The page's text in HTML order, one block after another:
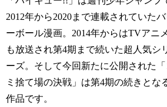
2012年から2020まで連載されていたバ
ーボール漫画。2014年からはTVアニメ
も放送され第4期まで続いた超人気シ
ーズ。そして今回新たに公開された
ミ捨て場の決戦」は第4期の続きとな
作品です。